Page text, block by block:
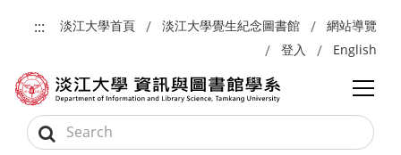
:::
淡江大學首頁 淡江大學覺生紀念圖書館
網站導覽
登入
English